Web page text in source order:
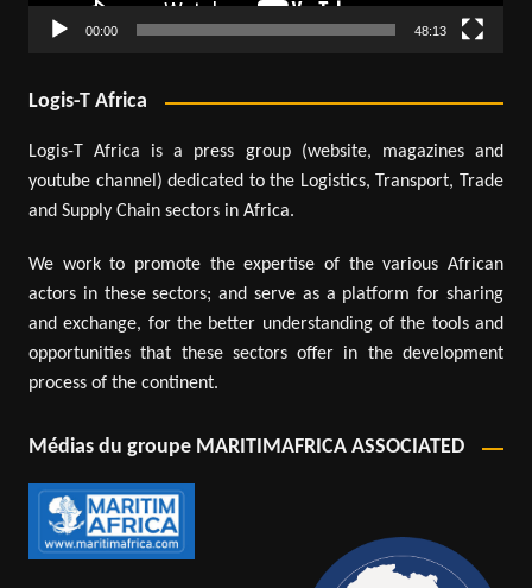
00:00 48:13
Logis-T Africa
Logis-T Africa is a press group (website, magazines and
youtube channel) dedicated to the Logistics, Transport, Trade
and Supply Chain sectors in Africa.
We work to promote the expertise of the various African
actors in these sectors; and serve as a platform for sharing
and exchange, for the better understanding of the tools and
opportunities that these sectors offer in the development
process of the continent.
Médias du groupe MARITIMAFRICA ASSOCIATED